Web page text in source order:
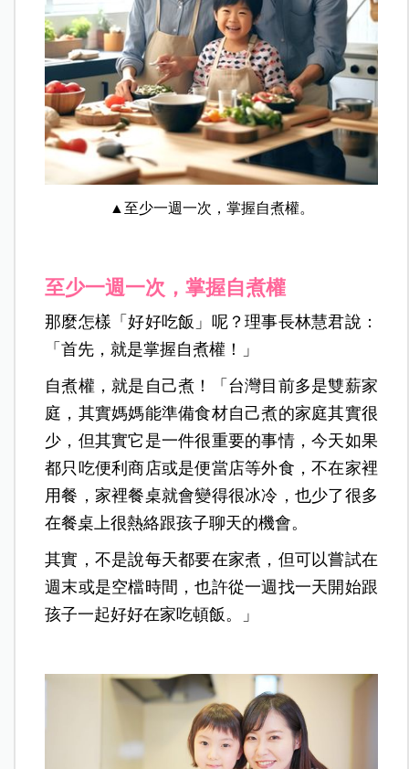
▲至少一週一次，掌握自煮權。
至少一週一次，掌握自煮權
那麼怎樣「好好吃飯」呢？理事長林慧君說：
「首先，就是掌握自煮權！」
自煮權，就是自己煮！「台灣目前多是雙薪家
庭，其實媽媽能準備食材自己煮的家庭其實很
少，但其實它是一件很重要的事情，今天如果
都只吃便利商店或是便當店等外食，不在家裡
用餐，家裡餐桌就會變得很冰冷，也少了很多
在餐桌上很熱絡跟孩子聊天的機會。
其實，不是說每天都要在家煮，但可以嘗試在
週末或是空檔時間，也許從一週找一天開始跟
孩子一起好好在家吃頓飯。」